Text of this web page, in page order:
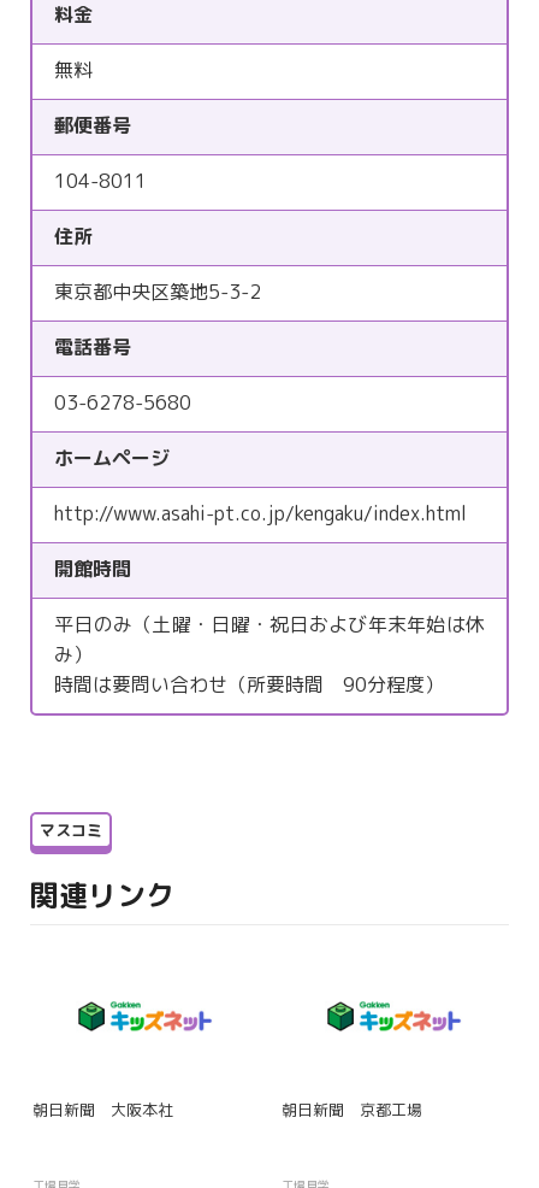
料金
無料
郵便番号
104-8011
住所
東京都中央区築地5-3-2
電話番号
03-6278-5680
ホームページ
http://www.asahi-pt.co.jp/kengaku/index.html
開館時間
平日のみ（土曜・日曜・祝日および年末年始は休
み）
時間は要問い合わせ（所要時間 90分程度）
マスコミ
関連リンク
朝日新聞 大阪本社 朝日新聞 京都工場